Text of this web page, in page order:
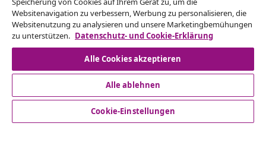
Reiche einen Widerrufsantrag für deine Bestellung
ein.
Vom Vertrag zurücktreten
Websitenavigation zu verbessern, Werbung zu personalisieren, die
Websitenutzung zu analysieren und unsere Marketingbemühungen
zu unterstützen. Datenschutz- und Cookie-Erklärung
Alle Cookies akzeptieren
Alle ablehnen
Cookie-Einstellungen